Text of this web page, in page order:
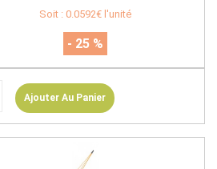
Soit : 0.0592€ l'unité
- 25 %
Ajouter Au Panier